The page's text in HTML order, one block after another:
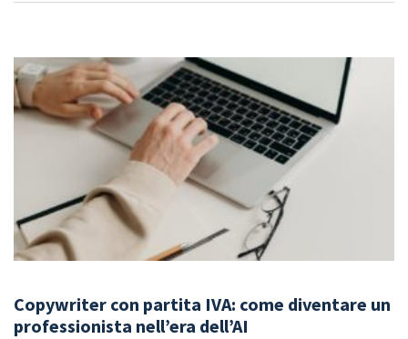
Copywriter con partita IVA: come diventare un
professionista nell’era dell’AI